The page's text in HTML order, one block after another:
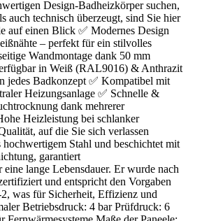
Design-Badheizkörper suchen,
auch technisch überzeugt, sind Sie hier
auf einen Blick ✅ Modernes Design
– perfekt für ein stilvolles
Wandmontage dank 50 mm
in Weiß (RAL9016) & Anthrazit
jedes Badkonzept ✅ Kompatibel mit
Heizungsanlage ✅ Schnelle &
dank mehrerer
Heizleistung bei schlanker
auf die Sie sich verlassen
Stahl und beschichtet mit
garantiert
lange Lebensdauer. Er wurde nach
und entspricht den Vorgaben
was für Sicherheit, Effizienz und
Betriebsdruck: 4 bar Prüfdruck: 6